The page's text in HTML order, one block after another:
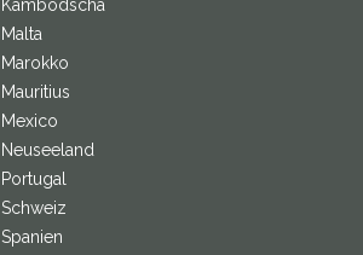
Kambodscha
Malta
Marokko
Mauritius
Mexico
Neuseeland
Portugal
Schweiz
Spanien